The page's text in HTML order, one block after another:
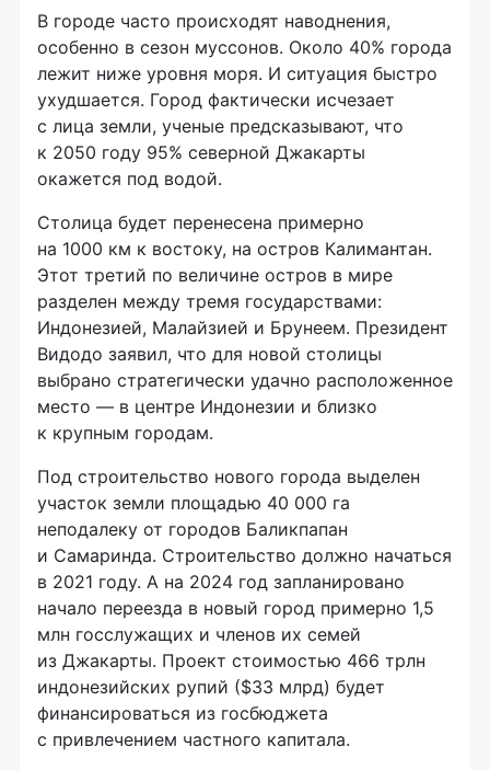
В городе часто происходят наводнения,
особенно в сезон муссонов. Около 40% города
лежит ниже уровня моря. И ситуация быстро
ухудшается. Город фактически исчезает
с лица земли, ученые предсказывают, что
к 2050 году 95% северной Джакарты
окажется под водой.
Столица будет перенесена примерно
на 1000 км к востоку, на остров Калимантан.
Этот третий по величине остров в мире
разделен между тремя государствами:
Индонезией, Малайзией и Брунеем. Президент
Видодо заявил, что для новой столицы
выбрано стратегически удачно расположенное
место — в центре Индонезии и близко
к крупным городам.
Под строительство нового города выделен
участок земли площадью 40 000 га
неподалеку от городов Баликпапан
и Самаринда. Строительство должно начаться
в 2021 году. А на 2024 год запланировано
начало переезда в новый город примерно 1,5
млн госслужащих и членов их семей
из Джакарты. Проект стоимостью 466 трлн
индонезийских рупий ($33 млрд) будет
финансироваться из госбюджета
с привлечением частного капитала.